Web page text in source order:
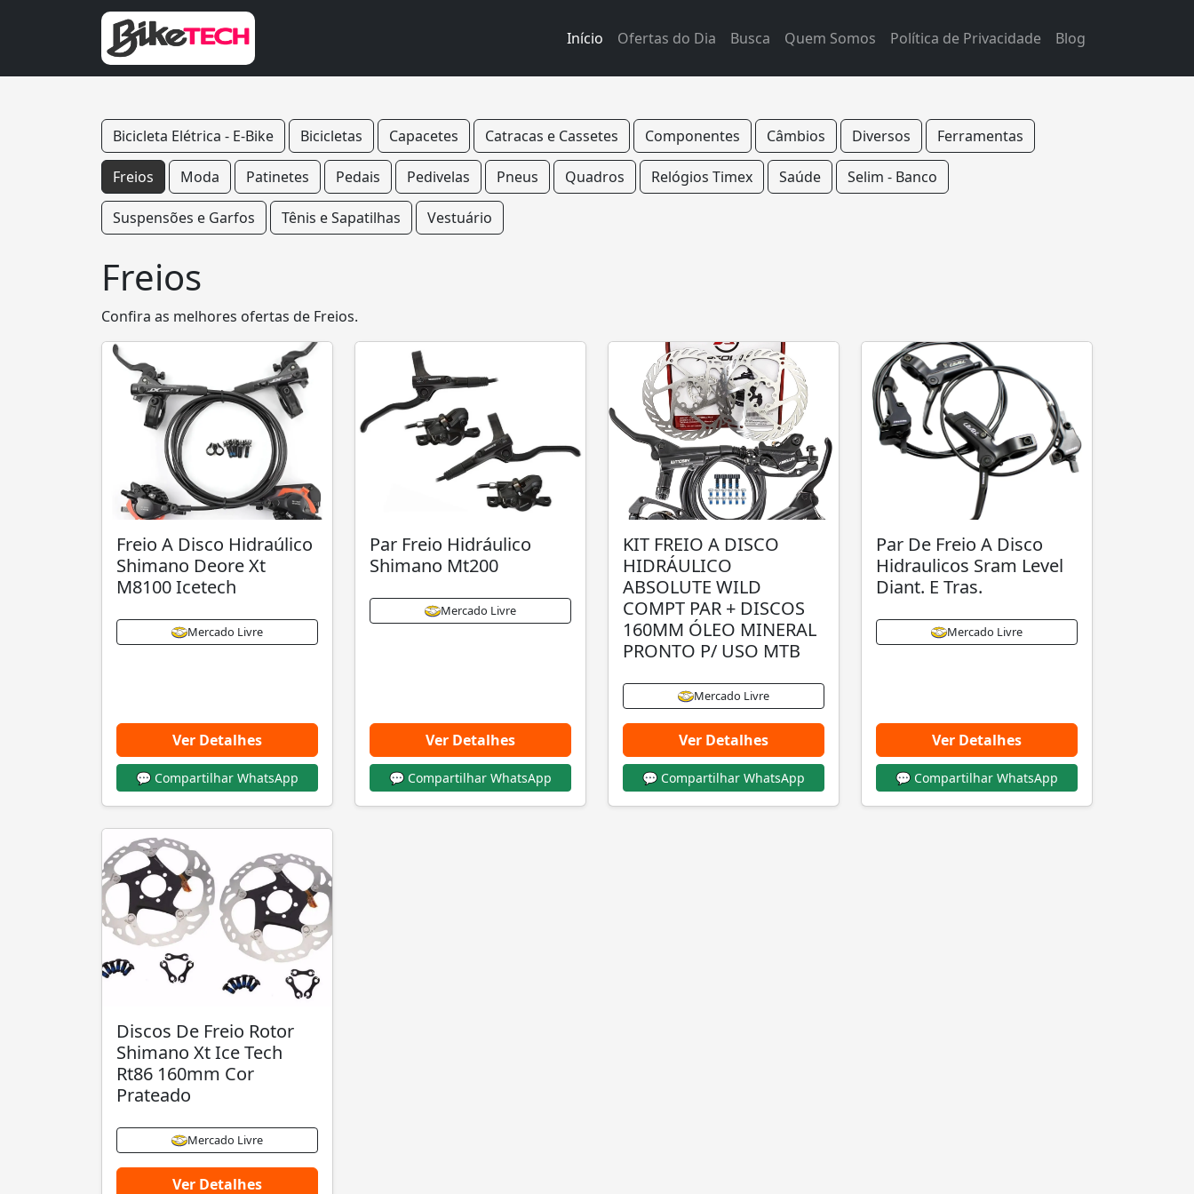
Início Ofertas do Dia Busca Quem Somos Política de Privacidade Blog
Bicicleta Elétrica - E-Bike Bicicletas Capacetes Catracas e Cassetes Componentes Câmbios Diversos Ferramentas
Freios Moda Patinetes Pedais Pedivelas Pneus Quadros Relógios Timex Saúde Selim - Banco
Suspensões e Garfos Tênis e Sapatilhas Vestuário
Freios
Confira as melhores ofertas de Freios.
Freio A Disco Hidraúlico
Shimano Deore Xt
M8100 Icetech
Mercado Livre
Ver Detalhes
💬 Compartilhar WhatsApp
Par Freio Hidráulico
Shimano Mt200
Mercado Livre
Ver Detalhes
💬 Compartilhar WhatsApp
KIT FREIO A DISCO
HIDRÁULICO
ABSOLUTE WILD
COMPT PAR + DISCOS
160MM ÓLEO MINERAL
PRONTO P/ USO MTB
Mercado Livre
Ver Detalhes
💬 Compartilhar WhatsApp
Par De Freio A Disco
Hidraulicos Sram Level
Diant. E Tras.
Mercado Livre
Ver Detalhes
💬 Compartilhar WhatsApp
Discos De Freio Rotor
Shimano Xt Ice Tech
Rt86 160mm Cor
Prateado
Mercado Livre
Ver Detalhes